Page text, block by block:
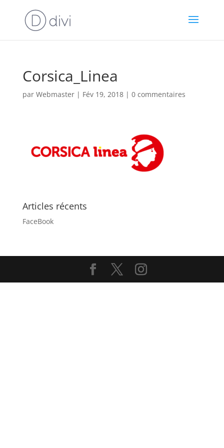
Corsica_Linea
par Webmaster| Fév 19, 2018| 0 commentaires
Articles récents
FaceBook